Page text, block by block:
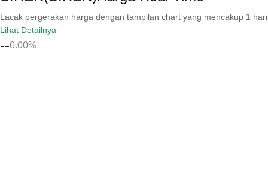
Lacak pergerakan harga dengan tampilan chart yang mencakup 1
Lihat Detailnya
--0.00%